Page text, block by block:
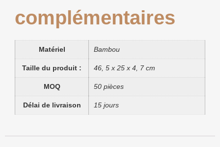
complémentaires
Matériel Bambou
Taille du produit : 46, 5 x 25 x 4, 7 cm
MOQ 50 pièces
Délai de livraison 15 jours